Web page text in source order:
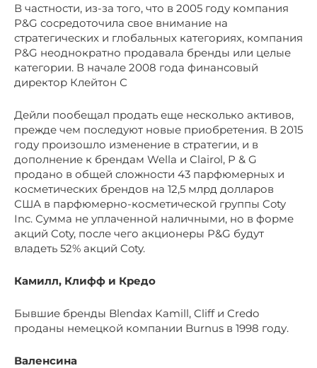
В частности, из-за того, что в 2005 году компания
P&G сосредоточила свое внимание на
стратегических и глобальных категориях, компания
P&G неоднократно продавала бренды или целые
категории. В начале 2008 года финансовый
директор Клейтон С
Дейли пообещал продать еще несколько активов,
прежде чем последуют новые приобретения. В 2015
году произошло изменение в стратегии, и в
дополнение к брендам Wella и Clairol, P & G
продано в общей сложности 43 парфюмерных и
косметических брендов на 12,5 млрд долларов
США в парфюмерно-косметической группы Coty
Inc. Сумма не уплаченной наличными, но в форме
акций Coty, после чего акционеры P&G будут
владеть 52% акций Coty.
Камилл, Клифф и Кредо
Бывшие бренды Blendax Kamill, Cliff и Credo
проданы немецкой компании Burnus в 1998 году.
Валенсина